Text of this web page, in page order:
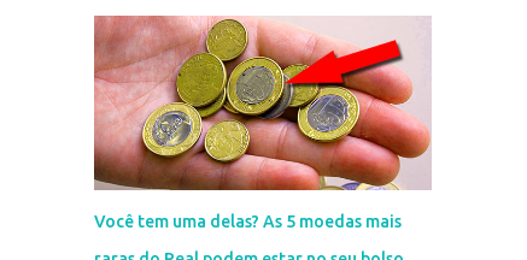
Você tem uma delas? As 5 moedas mais